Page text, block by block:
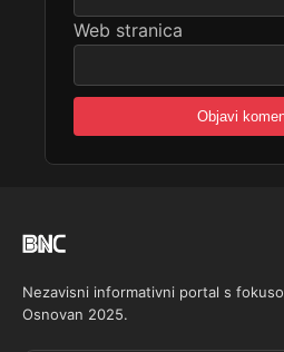
Web stranica
Nezavisni informativni portal s
Osnovan 2025.